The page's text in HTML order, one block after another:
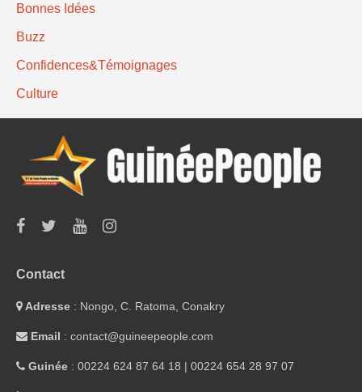
Bonnes Idées
Buzz
Confidences&Témoignages
Culture
Contact
Adresse : Nongo, C. Ratoma, Conakry
Email : contact@guineepeople.com
Guinée : 00224 624 87 64 18 | 00224 654 28 97 07